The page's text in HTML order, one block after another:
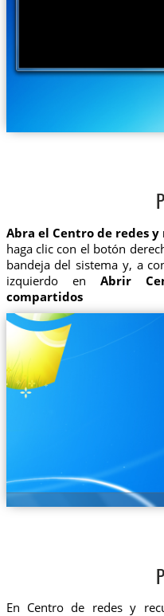
Abra el Centro de redes
haga clic con el botón
bandeja del sistema y, a
izquierdo en Abrir
compartidos
En Centro de redes y